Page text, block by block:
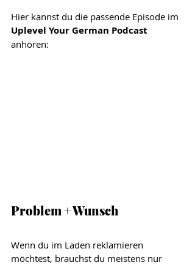
Hier kannst du die passende Episode im
Uplevel Your German Podcast
anhören:
Problem + Wunsch
Wenn du im Laden reklamieren
möchtest, brauchst du meistens nur